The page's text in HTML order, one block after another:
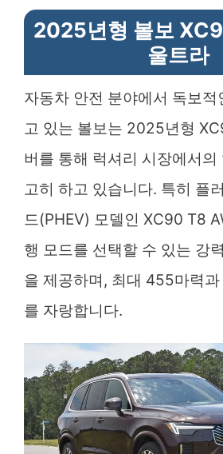
2025년형 볼보
울트라
자동차 안전 분야에서 독보
고 있는 볼보는 2025년형
버를 통해 럭셔리 시장에서
고히 하고 있습니다. 특히 플
드(PHEV) 모델인 XC90 T8
행 모드를 선택할 수 있는 강
을 제공하며, 최대 455마력
를 자랑합니다.